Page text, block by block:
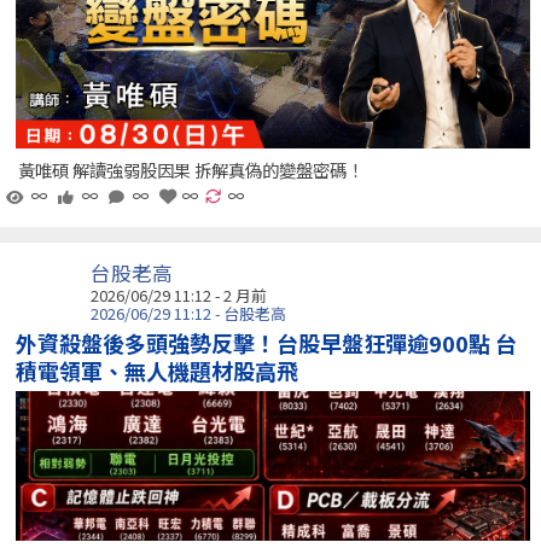
黃唯碩 解讀強弱股因果 拆解真偽的變盤密碼！
∞
∞ ∞ ∞ ∞
台股老高
2026/06/29 11:12 - 2 月前
2026/06/29 11:12 - 台股老高
外資殺盤後多頭強勢反擊！台股早盤狂彈逾900點 台
積電領軍、無人機題材股高飛